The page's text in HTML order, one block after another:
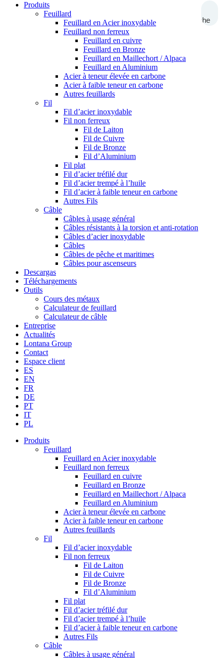
Recherche
Produits
Feuillard
Feuillard en Acier inoxydable
Feuillard non ferreux
Feuillard en cuivre
Feuillard en Bronze
Feuillard en Maillechort / Alpaca
Feuillard en Aluminium
Acier à teneur élevée en carbone
Acier à faible teneur en carbone
Autres feuillards
Fil
Fil d’acier inoxydable
Fil non ferreux
Fil de Laiton
Fil de Cuivre
Fil de Bronze
Fil d’Aluminium
Fil plat
Fil d’acier tréfilé dur
Fil d’acier trempé à l’huile
Fil d’acier à faible teneur en carbone
Autres Fils
Câble
Câbles à usage général
Câbles résistants à la torsion et anti-rotation
Câbles d’acier inoxydable
Câbles
Câbles de pêche et maritimes
Câbles pour ascenseurs
Descargas
Téléchargements
Outils
Cours des métaux
Calculateur de feuillard
Calculateur de câble
Entreprise
Actualités
Lontana Group
Contact
Espace client
ES
EN
FR
DE
PT
IT
PL
Produits
Feuillard
Feuillard en Acier inoxydable
Feuillard non ferreux
Feuillard en cuivre
Feuillard en Bronze
Feuillard en Maillechort / Alpaca
Feuillard en Aluminium
Acier à teneur élevée en carbone
Acier à faible teneur en carbone
Autres feuillards
Fil
Fil d’acier inoxydable
Fil non ferreux
Fil de Laiton
Fil de Cuivre
Fil de Bronze
Fil d’Aluminium
Fil plat
Fil d’acier tréfilé dur
Fil d’acier trempé à l’huile
Fil d’acier à faible teneur en carbone
Autres Fils
Câble
Câbles à usage général